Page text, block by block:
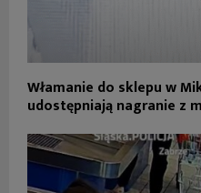
Włamanie do sklepu w
udostępniają nagranie z